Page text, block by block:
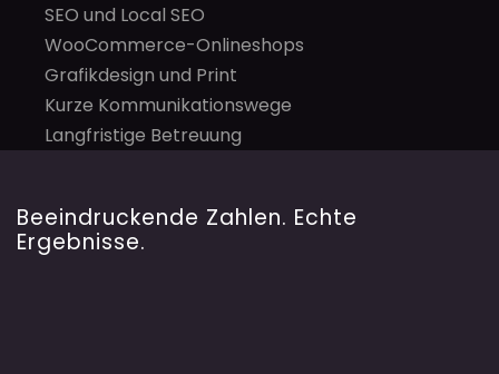
SEO und Local SEO
WooCommerce-Onlineshops
Grafikdesign und Print
Kurze Kommunikationswege
Langfristige Betreuung
Beeindruckende Zahlen. Echte
Ergebnisse.